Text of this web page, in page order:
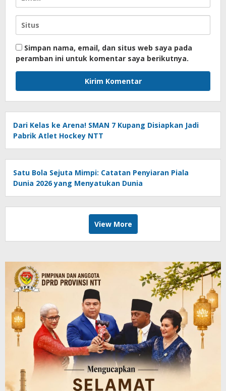
Simpan nama, email, dan situs web saya pada
peramban ini untuk komentar saya berikutnya.
Dari Kelas ke Arena! SMAN 7 Kupang Disiapkan Jadi
Pabrik Atlet Hockey NTT
Satu Bola Sejuta Mimpi: Catatan Penyiaran Piala
Dunia 2026 yang Menyatukan Dunia
View More